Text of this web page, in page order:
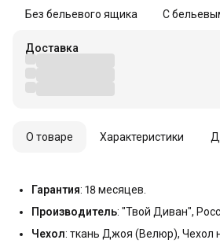
Без бельевого ящика
С
Доставка
О товаре Характеристики
Гарантия: 18 месяцев.
Производитель: "Твой Диван",
Чехол: ткань Джоя (Велюр), Чехол